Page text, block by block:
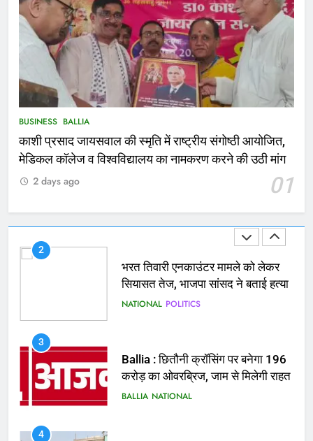
BUSINESS BALLIA
काशी प्रसाद जायसवाल की स्मृति में राष्ट्रीय संगोष्ठी आयोजित,
मेडिकल कॉलेज व विश्वविद्यालय का नामकरण करने की उठी मांग
01
2 days ago
फांसी लगाकर दी जान
NATIONAL बलिया
Ballia : थैंक्यू बलिया पुलिस: पीड़िता को
मिले 1.38 लाख रूपये
1
बचाने के लिए छात्रों ने लगाई छलांग, कई
ACCIDENT BUSINESS
2
भरत तिवारी एनकाउंटर मामले को लेकर
सियासत तेज, भाजपा सांसद ने बताई हत्या
NATIONAL POLITICS
3
Ballia : छितौनी क्रॉसिंग पर बनेगा 196
करोड़ का ओवरब्रिज, जाम से मिलेगी राहत
BALLIA NATIONAL
4